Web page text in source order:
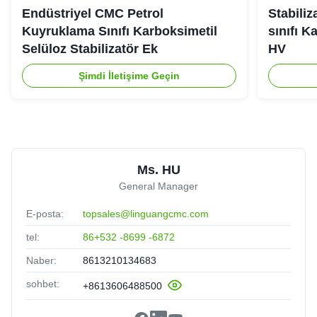
Endüstriyel CMC Petrol
Kuyruklama Sınıfı Karboksimetil
Selüloz Stabilizatör Ek
Şimdi İletişime Geçin
sınıfı
HV
Ms. HU
General Manager
E-posta: topsales@linguangcmc.com
tel: 86+532 -8699 -6872
Naber: 8613210134683
sohbet: +8613606488500